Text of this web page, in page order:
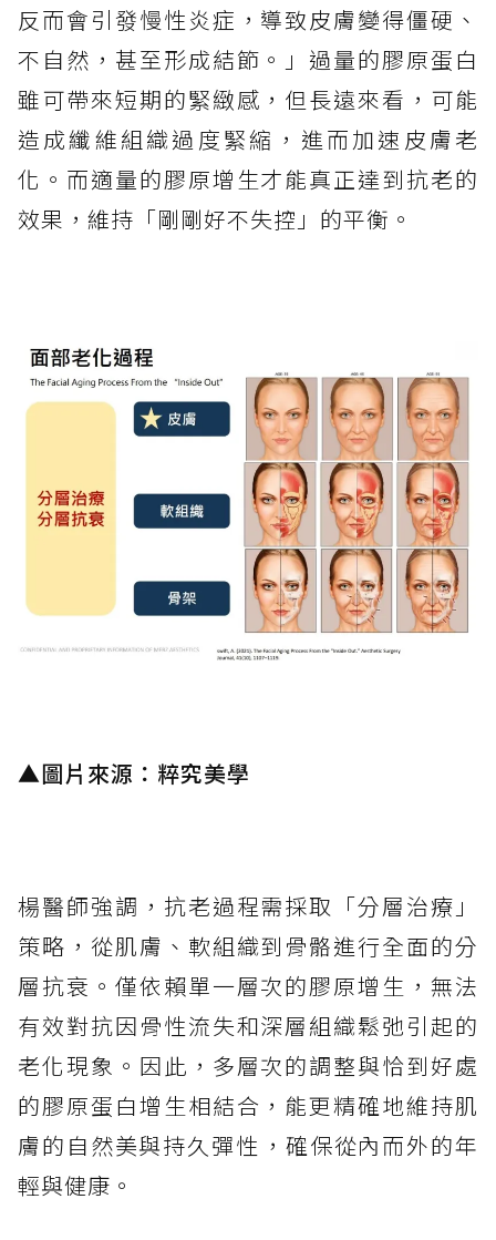
反而會引發慢性炎症，導致皮膚變得僵硬、
不自然，甚至形成結節。」過量的膠原蛋白
雖可帶來短期的緊緻感，但長遠來看，可能
造成纖維組織過度緊縮，進而加速皮膚老
化。而適量的膠原增生才能真正達到抗老的
效果，維持「剛剛好不失控」的平衡。
▲圖片來源：粹究美學
楊醫師強調，抗老過程需採取「分層治療」
策略，從肌膚、軟組織到骨骼進行全面的分
層抗衰。僅依賴單一層次的膠原增生，無法
有效對抗因骨性流失和深層組織鬆弛引起的
老化現象。因此，多層次的調整與恰到好處
的膠原蛋白增生相結合，能更精確地維持肌
膚的自然美與持久彈性​，確保從內而外的年
輕與健康。